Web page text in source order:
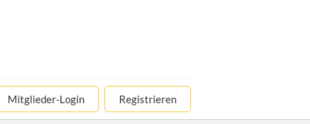
Mitglieder-Login Registrieren